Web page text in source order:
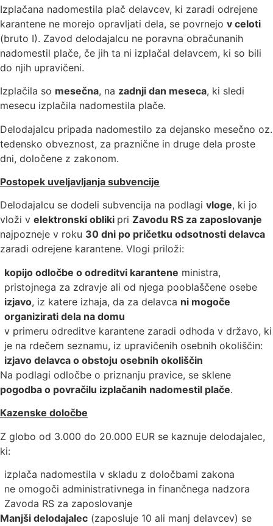
Izplačana nadomestila plač delavcev, ki zaradi odrejene
karantene ne morejo opravljati dela, se povrnejo v celoti
(bruto I). Zavod delodajalcu ne poravna obračunanih
nadomestil plače, če jih ta ni izplačal delavcem, ki so bili
do njih upravičeni.
Izplačila so mesečna, na zadnji dan meseca, ki sledi
mesecu izplačila nadomestila plače.
Delodajalcu pripada nadomestilo za dejansko mesečno oz.
tedensko obveznost, za praznične in druge dela proste
dni, določene z zakonom.
Postopek uveljavljanja subvencije
Delodajalcu se dodeli subvencija na podlagi vloge, ki jo
vloži v elektronski obliki pri Zavodu RS za zaposlovanje
najpozneje v roku 30 dni po pričetku odsotnosti delavca
zaradi odrejene karantene. Vlogi priloži:
kopijo odločbe o odreditvi karantene ministra,
pristojnega za zdravje ali od njega pooblaščene osebe
izjavo, iz katere izhaja, da za delavca ni mogoče
organizirati dela na domu
v primeru odreditve karantene zaradi odhoda v državo, ki
je na rdečem seznamu, iz upravičenih osebnih okoliščin:
izjavo delavca o obstoju osebnih okoliščin
Na podlagi odločbe o priznanju pravice, se sklene
pogodba o povračilu izplačanih nadomestil plače.
Kazenske določbe
Z globo od 3.000 do 20.000 EUR se kaznuje delodajalec,
ki:
izplača nadomestila v skladu z določbami zakona
ne omogoči administrativnega in finančnega nadzora
Zavoda RS za zaposlovanje
Manjši delodajalec (zaposluje 10 ali manj delavcev) se